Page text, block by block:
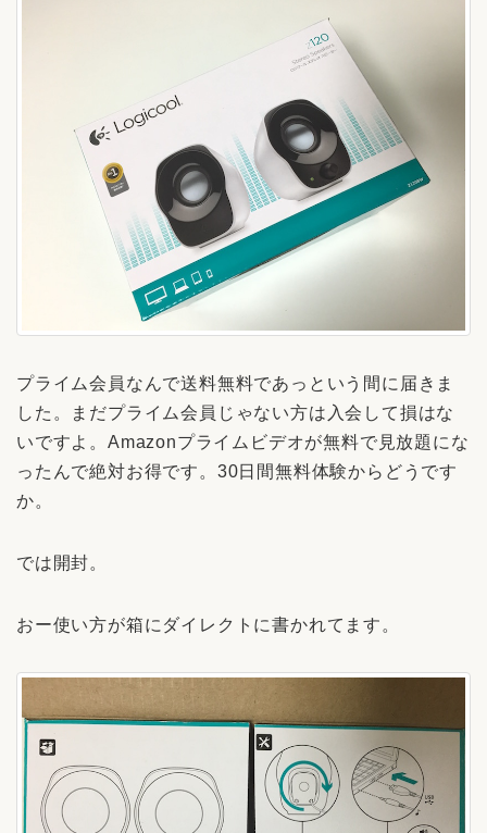
プライム会員なんで送料無料であっという間に届きま
した。まだプライム会員じゃない方は入会して損はな
いですよ。Amazonプライムビデオが無料で見放題にな
ったんで絶対お得です。30日間無料体験からどうです
か。
では開封。
おー使い方が箱にダイレクトに書かれてます。